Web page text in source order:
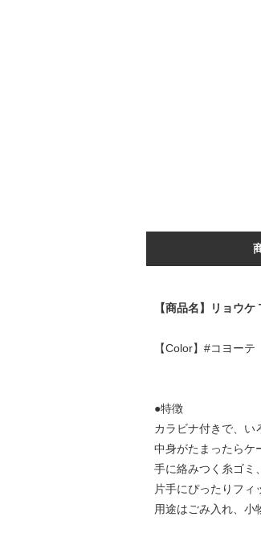
【商品名】リョウ
【Color】#コヨーテ
●特徴
カラビナ付きで、い
中身がたまったらケ
手に絡みつく糸ゴミ
片手にぴったりフィ
用途はごみ入れ、小